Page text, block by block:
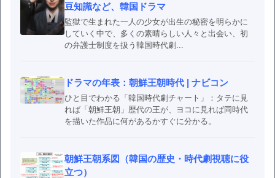
豆知識など、韓国ドラマ
監獄で生まれた一人の少女が出生の秘密を明らかに
していく中で、多くの素晴らしい人々と出会い、初
の弁護士制度を扱う韓国時代劇...
ドラマの年表：朝鮮王朝時代 | ナビコン
ひと目でわかる「韓国時代劇チャート」：タテに見
れば「朝鮮王朝」歴代の王が、ヨコに見れば同時代
を描いた作品に何があるかすぐに分かる。
朝鮮王朝系図（韓国の歴史・時代劇視聴に役
立つ）